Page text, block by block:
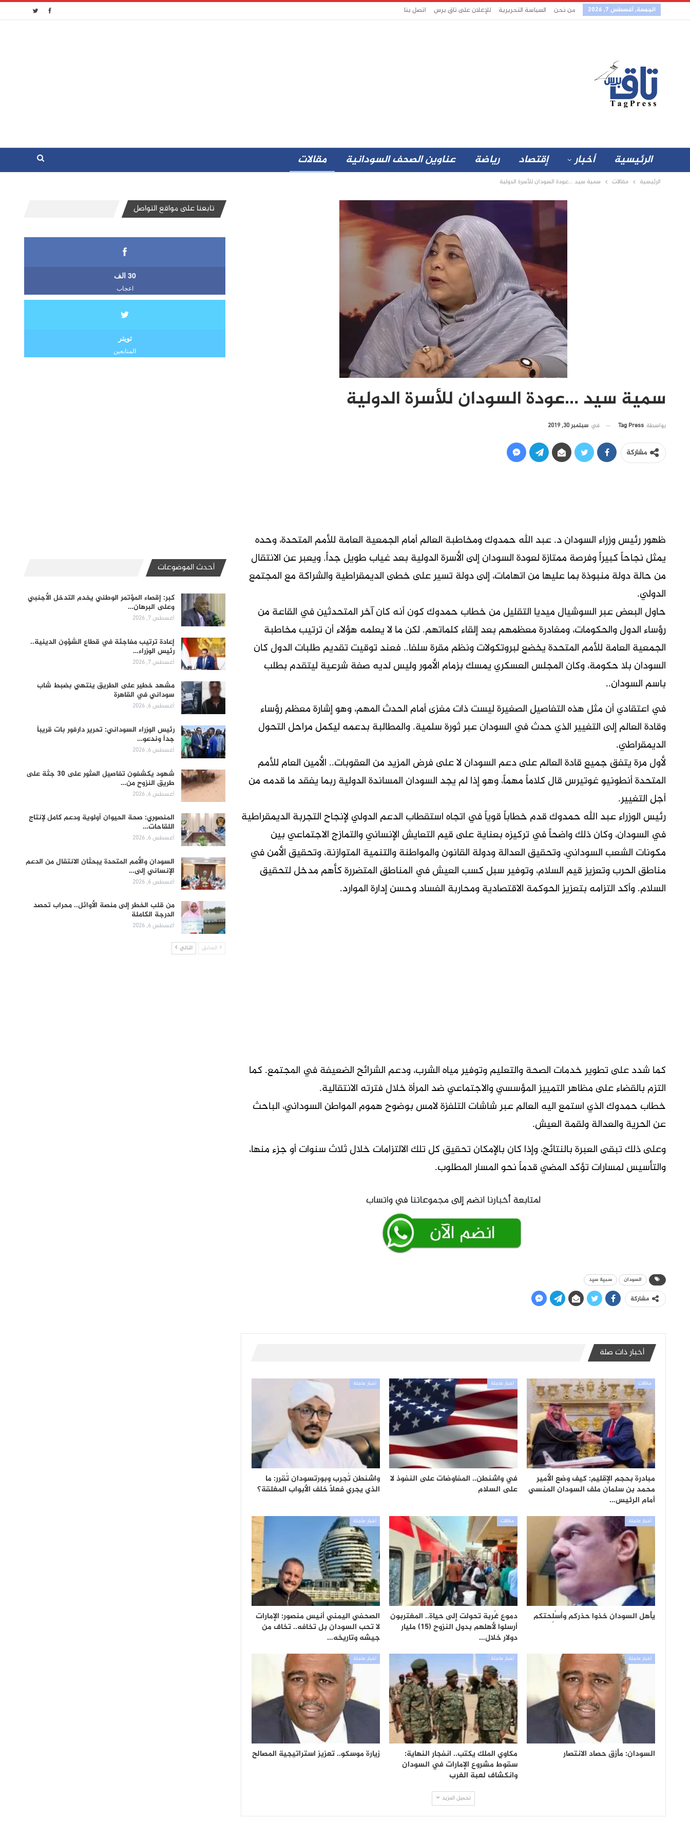
الجمعة, أغسطس 7, 2026 من نحن السياسة التحريرية للإعلان على تاق برس اتصل بنا
الرئيسية أخبار إقتصاد رياضة عناوين الصحف السودانية مقالات
الرئيسية مقالات سمية سيد …عودة السودان للأسرة الدولية
سمية سيد …عودة السودان للأسرة الدولية
بواسطة Tag Press في سبتمبر 30, 2019
مشاركة
ظهور رئيس وزراء السودان د. عبد الله حمدوك ومخاطبة العالم أمام الجمعية العامة للأمم المتحدة، وحده
يمثل نجاحاً كبيراً وفرصة ممتازة لعودة السودان إلى الأسرة الدولية بعد غياب طويل جداً. ويعبر عن الانتقال
من حالة دولة منبوذة بما عليها من اتهامات، إلى دولة تسير على خطى الديمقراطية والشراكة مع المجتمع
الدولي.
حاول البعض عبر السوشيال ميديا التقليل من خطاب حمدوك كون أنه كان آخر المتحدثين في القاعة من
رؤساء الدول والحكومات، ومغادرة معظمهم بعد إلقاء كلماتهم. لكن ما لا يعلمه هؤلاء أن ترتيب مخاطبة
الجمعية العامة للأمم المتحدة يخضع لبروتكولات ونظم مقرة سلفا.. فعند توقيت تقديم طلبات الدول كان
السودان بلا حكومة، وكان المجلس العسكري يمسك بزمام الأمور وليس لديه صفة شرعية ليتقدم بطلب
باسم السودان..
في اعتقادي أن مثل هذه التفاصيل الصغيرة ليست ذات مغزى أمام الحدث المهم، وهو إشارة معظم رؤساء
وقادة العالم إلى التغيير الذي حدث في السودان عبر ثورة سلمية. والمطالبة بدعمه ليكمل مراحل التحول
الديمقراطي.
لأول مرة يتفق جميع قادة العالم على دعم السودان لا على فرض المزيد من العقوبات.. الأمين العام للأمم
المتحدة أنطونيو غوتيرس قال كلاماً مهماً، وهو إذا لم يجد السودان المساندة الدولية ربما يفقد ما قدمه من
أجل التغيير.
رئيس الوزراء عبد الله حمدوك قدم خطاباً قوياً في اتجاه استقطاب الدعم الدولي لإنجاح التجربة الديمقراطية
في السودان، وكان ذلك واضحاً في تركيزه بعناية على قيم التعايش الإنساني والتمازج الاجتماعي بين
مكونات الشعب السوداني، وتحقيق العدالة ودولة القانون والمواطنة والتنمية المتوازنة، وتحقيق الأمن في
مناطق الحرب وتعزيز قيم السلام، وتوفير سبل كسب العيش في المناطق المتضررة كأهم مدخل لتحقيق
السلام. وأكد التزامه بتعزيز الحوكمة الاقتصادية ومحاربة الفساد وحسن إدارة الموارد.
كما شدد على تطوير خدمات الصحة والتعليم وتوفير مياه الشرب، ودعم الشرائح الضعيفة في المجتمع. كما
التزم بالقضاء على مظاهر التمييز المؤسسي والاجتماعي ضد المرأة خلال فترته الانتقالية.
خطاب حمدوك الذي استمع اليه العالم عبر شاشات التلفزة لامس بوضوح هموم المواطن السوداني، الباحث
عن الحرية والعدالة ولقمة العيش.
وعلى ذلك تبقى العبرة بالنتائج، وإذا كان بالإمكان تحقيق كل تلك الالتزامات خلال ثلاث سنوات أو جزء منها،
والتأسيس لمسارات تؤكد المضي قدماً نحو المسار المطلوب.
السودان سمية سيد
مشاركة
أخبار ذات صلة
مقالات
مبادرة بحجم الإقليم: كيف وضع الأمير
محمد بن سلمان ملف السودان المنسي
أمام الرئيس…
أخبار عاجلة
في واشنطن.. المفاوضات على النفوذ لا
على السلام
أخبار عاجلة
واشنطن تُجرب وبورتسودان تُقرر: ما
الذي يجري فعلاً خلف الأبواب المغلقة؟
أخبار عاجلة
يأهل السودان خذوا حذركم وأسْلِحتكم
مقالات
دموع غُربة تحولت إلى حياة.. المغتربون
أرسلوا لأهلهم بدول النزوح (15) مليار
دولار خلال…
أخبار عاجلة
الصحفي اليمني أنيس منصور: الإمارات
لا تحب السودان بل تخافه.. تخاف من
جيشه وتاريخه…
أخبار عاجلة
السودان: مأزق حصاد الانتصار
أخبار عاجلة
مكاوي الملك يكتب.. انفجار النهاية:
سقوط مشروع الإمارات في السودان
وانكشاف لعبة الغرب
أخبار عاجلة
زيارة موسكو.. تعزيز استراتيجية المصالح
تحميل المزيد
تابعنا على مواقع التواصل
30 الف
اعجاب
تويتر
المتابعين
أحدث الموضوعات
كبر: إقصاء المؤتمر الوطني يخدم التدخل الأجنبي
وعلى البرهان…
أغسطس 7, 2026
إعادة ترتيب مفاجئة في قطاع الشؤون الدينية..
رئيس الوزراء…
أغسطس 7, 2026
مشهد خطير على الطريق ينتهي بضبط شاب
سوداني في القاهرة
أغسطس 6, 2026
رئيس الوزراء السوداني: تحرير دارفور بات قريباً
جداً وندعو…
أغسطس 6, 2026
شهود يكشفون تفاصيل العثور على 30 جثة على
طريق النزوح من…
أغسطس 6, 2026
المنصوري: صحة الحيوان أولوية ودعم كامل لإنتاج
اللقاحات…
أغسطس 6, 2026
السودان والأمم المتحدة يبحثان الانتقال من الدعم
الإنساني إلى…
أغسطس 6, 2026
من قلب الخطر إلى منصة الأوائل.. محراب تحصد
الدرجة الكاملة
أغسطس 6, 2026
السابق التالي